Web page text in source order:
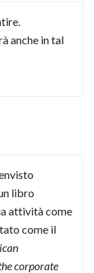
anche in tal
libro
attività come
come il
corporate